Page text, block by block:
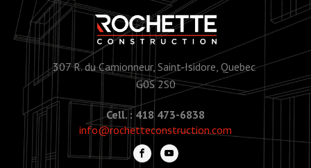
307 R. du Camionneur, Saint-Isidore, Quebec
G0S 2S0
Cell. : 418 473-6838
info@rochetteconstruction.com